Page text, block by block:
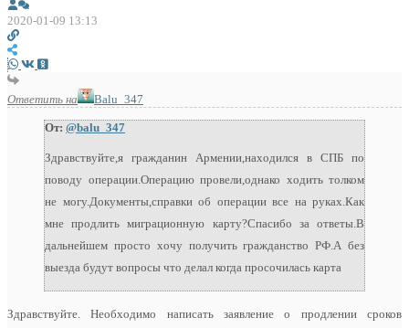
2020-01-09 13:13
Ответить на Balu_347
От: @balu_347
Здравствуйте,я гражданин Армении,находился в СПБ по
поводу операции.Операцию провели,однако ходить толком
не могу.Документы,справки об операции все на руках.Как
мне продлить миграционную карту?Спасибо за ответы.В
дальнейшем просто хочу получить гражданство РФ.А без
выезда будут вопросы что делал когда просочилась карта
Здравствуйте. Необходимо написать заявление о продлении сроков